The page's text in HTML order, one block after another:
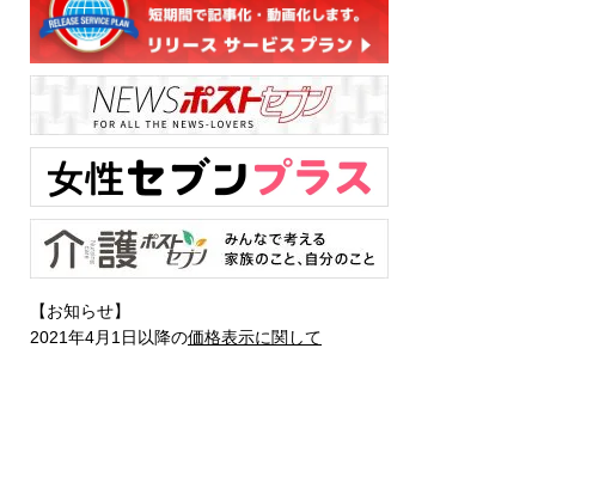
【お知らせ】
2021年4月1日以降の価格表示に関して